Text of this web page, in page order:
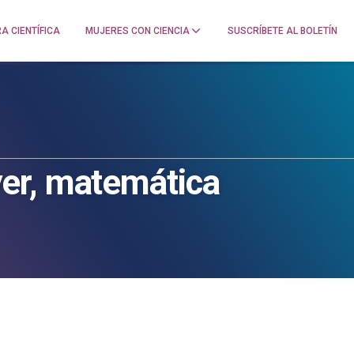
CIENTÍFICA MUJERES CON CIENCIA SUSCRÍBETE AL BOLETÍN
matemática